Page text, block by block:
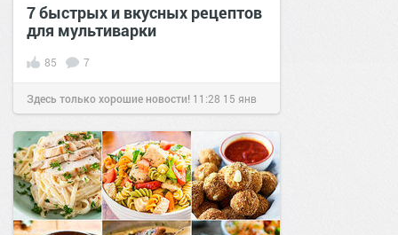
7 быстрых и вкусных рецептов
для мультиварки
85 7
Здесь только хорошие новости! 11:28 15 янв
2021